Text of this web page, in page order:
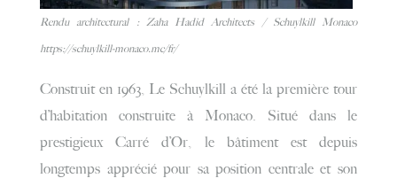
Rendu architectural : Zaha Hadid Architects / Schuylkill Monaco
https://schuylkill-monaco.mc/fr/
Construit en 1963, Le Schuylkill a été la première tour
d’habitation construite à Monaco. Situé dans le
prestigieux Carré d’Or, le bâtiment est depuis
longtemps apprécié pour sa position centrale et son